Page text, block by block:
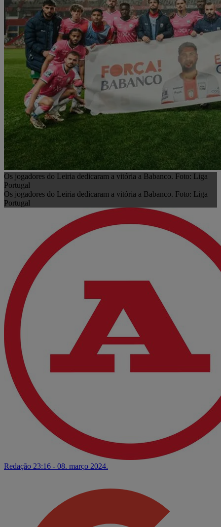
Os jogadores do Leiria dedicaram a vitória a Babanco. Foto: Liga
Portugal
Os jogadores do Leiria dedicaram a vitória a Babanco. Foto: Liga
Portugal
Redação 23:16 - 08. março 2024.